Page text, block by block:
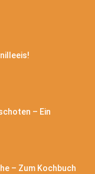
– Ein
– Zum Kochbuch